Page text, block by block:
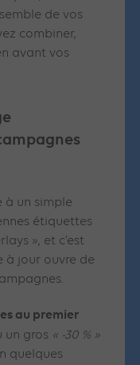
de vos
combiner,
avant vos
à un simple
étiquettes
», et c’est
à jour ouvre de
au premier
un gros « -30 % »
quelques